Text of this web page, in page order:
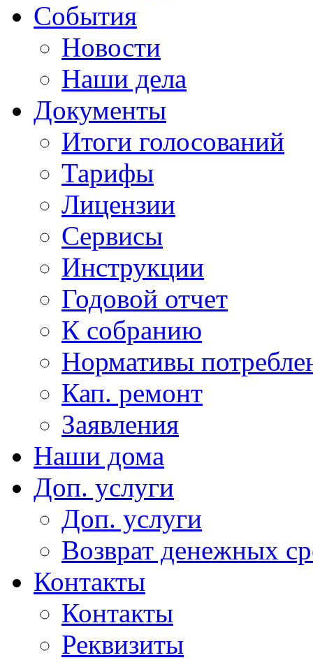
События
Новости
Наши дела
Документы
Итоги голосований
Тарифы
Лицензии
Сервисы
Инструкции
Годовой отчет
К собранию
Нормативы
Кап. ремонт
Заявления
Наши дома
Доп. услуги
Доп. услуги
Возврат денежных
Контакты
Контакты
Реквизиты